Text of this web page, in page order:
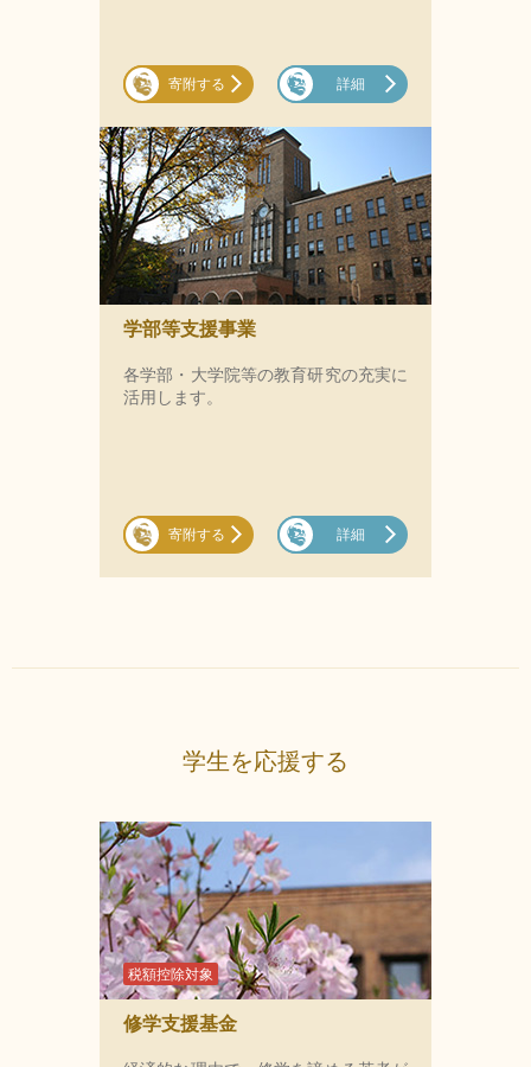
寄附する 詳細
学部等支援事業
各学部・大学院等の教育研究の充実に
活用します。
寄附する 詳細
学生を応援する
税額控除対象
修学支援基金